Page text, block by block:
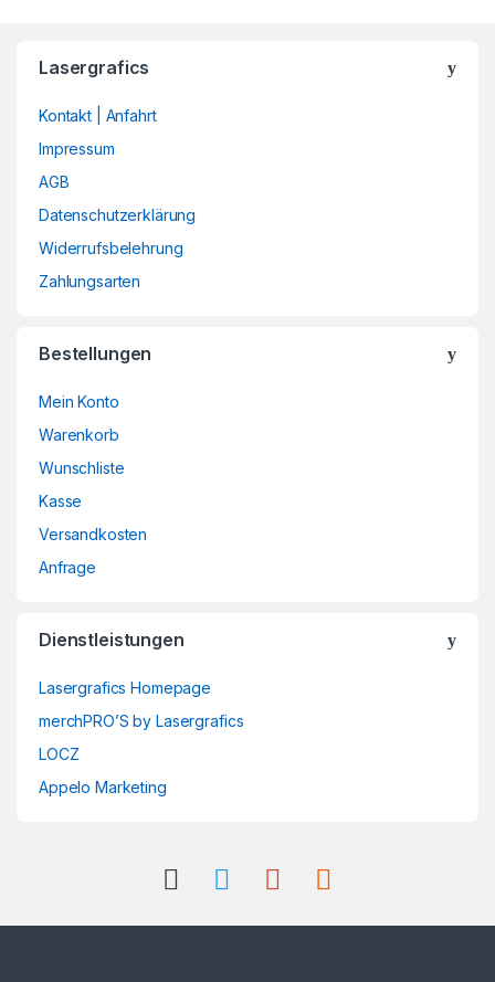
Lasergrafics
Kontakt | Anfahrt
Impressum
AGB
Datenschutzerklärung
Widerrufsbelehrung
Zahlungsarten
Bestellungen
Mein Konto
Warenkorb
Wunschliste
Kasse
Versandkosten
Anfrage
Dienstleistungen
Lasergrafics Homepage
merchPRO’S by Lasergrafics
LOCZ
Appelo Marketing